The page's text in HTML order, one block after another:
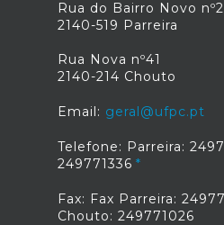
Rua do Bairro Novo
2140-519 Parreira
Rua Nova nº41
2140-214 Chouto
Email: geral@ufpc.pt
Telefone: Parreira:
249771336
Fax: Fax Parreira:
Chouto: 249771026